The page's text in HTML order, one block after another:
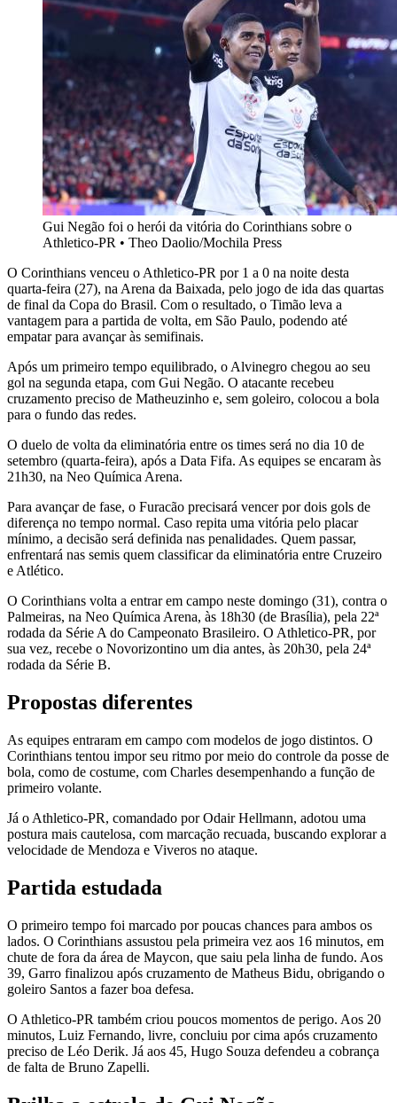
Gui Negão foi o herói da vitória do Corinthians sobre o
Athletico-PR • Theo Daolio/Mochila Press
O Corinthians venceu o Athletico-PR por 1 a 0 na noite desta
quarta-feira (27), na Arena da Baixada, pelo jogo de ida das quartas
de final da Copa do Brasil. Com o resultado, o Timão leva a
vantagem para a partida de volta, em São Paulo, podendo até
empatar para avançar às semifinais.
Após um primeiro tempo equilibrado, o Alvinegro chegou ao seu
gol na segunda etapa, com Gui Negão. O atacante recebeu
cruzamento preciso de Matheuzinho e, sem goleiro, colocou a bola
para o fundo das redes.
O duelo de volta da eliminatória entre os times será no dia 10 de
setembro (quarta-feira), após a Data Fifa. As equipes se encaram às
21h30, na Neo Química Arena.
Para avançar de fase, o Furacão precisará vencer por dois gols de
diferença no tempo normal. Caso repita uma vitória pelo placar
mínimo, a decisão será definida nas penalidades. Quem passar,
enfrentará nas semis quem classificar da eliminatória entre Cruzeiro
e Atlético.
O Corinthians volta a entrar em campo neste domingo (31), contra o
Palmeiras, na Neo Química Arena, às 18h30 (de Brasília), pela 22ª
rodada da Série A do Campeonato Brasileiro. O Athletico-PR, por
sua vez, recebe o Novorizontino um dia antes, às 20h30, pela 24ª
rodada da Série B.
Propostas diferentes
As equipes entraram em campo com modelos de jogo distintos. O
Corinthians tentou impor seu ritmo por meio do controle da posse de
bola, como de costume, com Charles desempenhando a função de
primeiro volante.
Já o Athletico-PR, comandado por Odair Hellmann, adotou uma
postura mais cautelosa, com marcação recuada, buscando explorar a
velocidade de Mendoza e Viveros no ataque.
Partida estudada
O primeiro tempo foi marcado por poucas chances para ambos os
lados. O Corinthians assustou pela primeira vez aos 16 minutos, em
chute de fora da área de Maycon, que saiu pela linha de fundo. Aos
39, Garro finalizou após cruzamento de Matheus Bidu, obrigando o
goleiro Santos a fazer boa defesa.
O Athletico-PR também criou poucos momentos de perigo. Aos 20
minutos, Luiz Fernando, livre, concluiu por cima após cruzamento
preciso de Léo Derik. Já aos 45, Hugo Souza defendeu a cobrança
de falta de Bruno Zapelli.